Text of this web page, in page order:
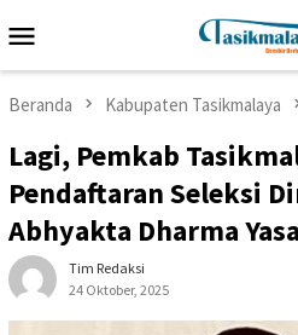
ke
Mobile
Beranda Kabupaten Tasikmalaya
Lagi, Pemkab
Pendaftaran Seleksi
Abhyakta Dharma Yasa
Tim Redaksi
24 Oktober, 2025